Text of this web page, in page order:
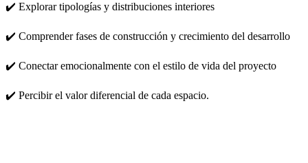
✔️ Explorar tipologías y distribuciones interiores
✔️ Comprender fases de construcción y crecimiento del desarrollo
✔️ Conectar emocionalmente con el estilo de vida del proyecto
✔️ Percibir el valor diferencial de cada espacio.